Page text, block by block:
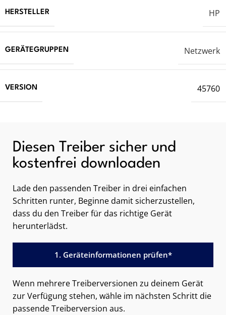
HERSTELLER HP
GERÄTEGRUPPEN Netzwerk
VERSION 45760
Diesen Treiber sicher und
kostenfrei downloaden
Lade den passenden Treiber in drei einfachen
Schritten runter, Beginne damit sicherzustellen,
dass du den Treiber für das richtige Gerät
herunterlädst.
1. Geräteinformationen prüfen*
Wenn mehrere Treiberversionen zu deinem Gerät
zur Verfügung stehen, wähle im nächsten Schritt die
passende Treiberversion aus.